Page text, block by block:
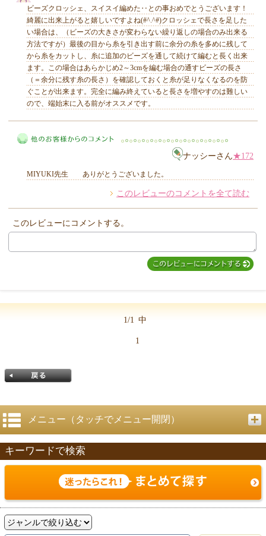
MIYUKI先生からのコメント
ビーズクロッシェ、スイスイ編めた‥との事おめでとうございます！
綺麗に出来上がると嬉しいですよね(#^.^#)クロッシェで長さを足した
い場合は、（ビーズの大きさが変わらない繰り返しの場合のみ出来る
方法ですが）最後の目から糸を引き出す前に余分の糸を多めに残して
から糸をカットし、糸に追加のビーズを通して続けて編むと長く出来
ます。この場合はあらかじめ2～3cmを編む場合の通すビーズの長さ
（＝余分に残す糸の長さ）を確認しておくと糸が足りなくなるのを防
ぐことが出来ます。完全に編み終えていると長さを増やすのは難しい
ので、端始末に入る前がオススメです。
他のお客様からのコメント
ナッシーさん★172
MIYUKI先生 ありがとうございました。
このレビューのコメントを全て読む
このレビューにコメントする。
1/1 中
1
戻る
メニュー（タッチでメニュー開閉）
キーワードで検索